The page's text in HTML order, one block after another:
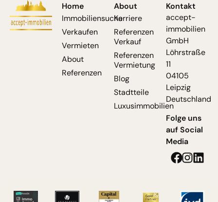
Home
Immobiliensuche
Verkaufen
Vermieten
About
Referenzen
About
Karriere
Referenzen
Verkauf
Referenzen
Vermietung
Blog
Stadtteile
Luxusimmobilien
Kontakt
accept-
immobilien
GmbH
Löhrstraße
11
04105
Leipzig
Deutschland
Folge uns
auf Social
Media